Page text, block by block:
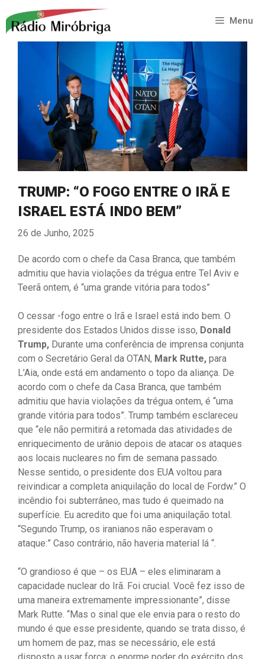
para
Menu
TRUMP: “O FOGO ENTRE O IRÃ E
ISRAEL ESTÁ INDO BEM”
26 de Junho, 2025
De acordo com o chefe da Casa Branca, que também
admitiu que havia violações da trégua entre Tel Aviv e
Teerã ontem, é “uma grande vitória para todos”
O cessar -fogo entre o Irã e Israel está indo bem. O
presidente dos Estados Unidos disse isso, Donald
Trump, Durante uma conferência de imprensa conjunta
com o Secretário Geral da OTAN, Mark Rutte, para
L’Aia, onde está em andamento o topo da aliança. De
acordo com o chefe da Casa Branca, que também
admitiu que havia violações da trégua ontem, é “uma
grande vitória para todos”. Trump também esclareceu
que “ele não permitirá a retomada das atividades de
enriquecimento de urânio depois de atacar os ataques
aos locais nucleares no fim de semana passado.
Nesse sentido, o presidente dos EUA voltou para
reivindicar a completa aniquilação do local de Fordw.” O
incêndio foi subterrâneo, mas tudo é queimado na
superfície. Eu acredito que foi uma aniquilação total.
“Segundo Trump, os iranianos não esperavam o
ataque:” Caso contrário, não haveria material lá “.
“O grandioso é que – os EUA – eles eliminaram a
capacidade nuclear do Irã. Foi crucial. Você fez isso de
uma maneira extremamente impressionante”, disse
Mark Rutte. “Mas o sinal que ele envia para o resto do
mundo é que esse presidente, quando se trata disso, é
um homem de paz, mas se necessário, ele está
disposto a usar força: o enorme poder do exército dos